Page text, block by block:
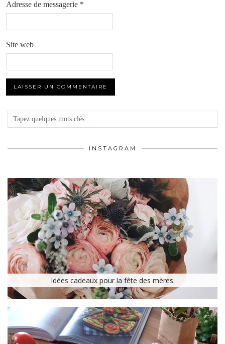
Adresse de messagerie *
Site web
INSTAGRAM
Idées cadeaux pour la fête des mères.